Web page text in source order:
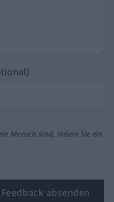
Mensch sind, indem Sie ein
Feedback absenden